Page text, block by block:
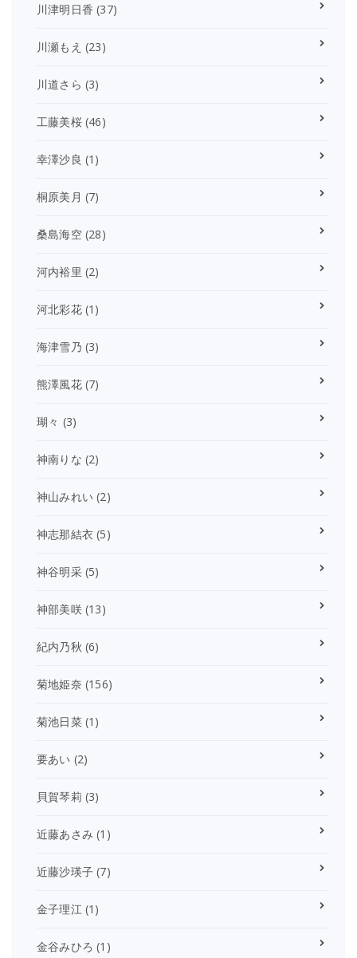
川津明日香 (37)
川瀬もえ (23)
川道さら (3)
工藤美桜(46)
幸澤沙良 (1)
桐原美月 (7)
桑島海空(28)
河内裕里 (2)
河北彩花(1)
海津雪乃 (3)
熊澤風花(7)
瑚々 (3)
神南りな (2)
神山みれい (2)
神志那結衣 (5)
神谷明采(5)
神部美咲(13)
紀内乃秋 (6)
菊地姫奈 (156)
菊池日菜(1)
要あい (2)
貝賀琴莉 (3)
近藤あさみ (1)
近藤沙瑛子 (7)
金子理江 (1)
金谷みひろ (1)